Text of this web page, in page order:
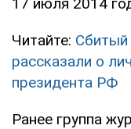
Читайте: Сбитый
рассказали о
президента РФ
Ранее группа